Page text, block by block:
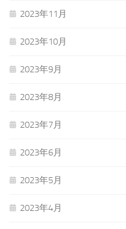
2023年11月
2023年10月
2023年9月
2023年8月
2023年7月
2023年6月
2023年5月
2023年4月